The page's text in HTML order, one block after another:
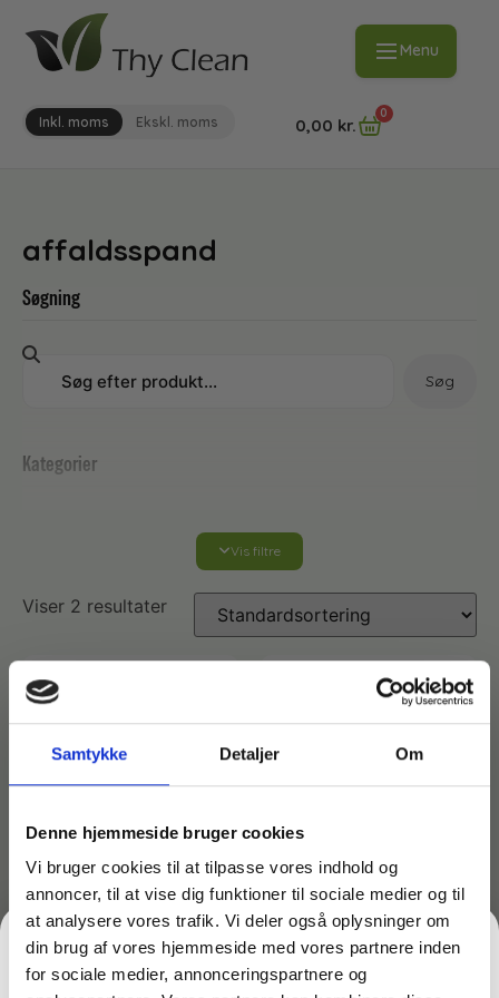
Samtykke Detaljer Om
Denne hjemmeside bruger cookies
Vi bruger cookies til at tilpasse vores indhold og
annoncer, til at vise dig funktioner til sociale medier og til
at analysere vores trafik. Vi deler også oplysninger om
din brug af vores hjemmeside med vores partnere inden
for sociale medier, annonceringspartnere og
Menu
Inkl. moms Ekskl. moms 0,00 kr.
0
affaldsspand
Søgning
Søg
Kategorier
Affaldsposer og sække
Gribetænger
Desinfektion af overflader
Desinfektionsmidler
Ecolab produkter
Desinfektion og rengøring
Ecolab Badeværelse
Ecolab Gulvrengøring
Handsker og værnemidler
Engangshandsker
Personlig hygiejne og pleje
Håndsæbe
Håndsprit
Rekvisitter til rengøring
Afstøver
Vis filtre
Viser 2 resultater
Minatol affaldsspande
Style 20 liter med låg
209,00 kr. inkl. moms
167,20 ekskl. moms
Minatol affaldsspande
Style 53 liter med låg
449,00 kr.
359,20 ekskl. moms